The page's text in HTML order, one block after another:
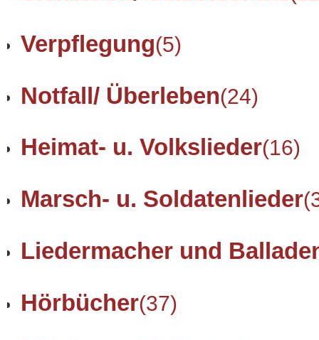
Verpflegung(5)
Notfall/ Überleben(24)
Heimat- u. Volkslieder(16)
Marsch- u. Soldatenlieder
Liedermacher und
Hörbücher(37)